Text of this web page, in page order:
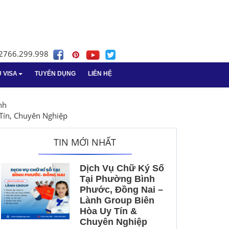
tại Bà Rịa -
kế toán
kế toán Long An
tại Vũng Tàu
Vay vốn ngân hàng
Giải thể doanh nghiệp
VISA TUYỂN DỤNG LIÊN HỆ
Chuyên Nghiệp
TIN MỚI NHẤT
Dịch Vụ Chữ Ký Số
Tại Phường Bình
Phước, Đồng Nai –
Lành Group Biên
Hòa Uy Tín &
Chuyên Nghiệp